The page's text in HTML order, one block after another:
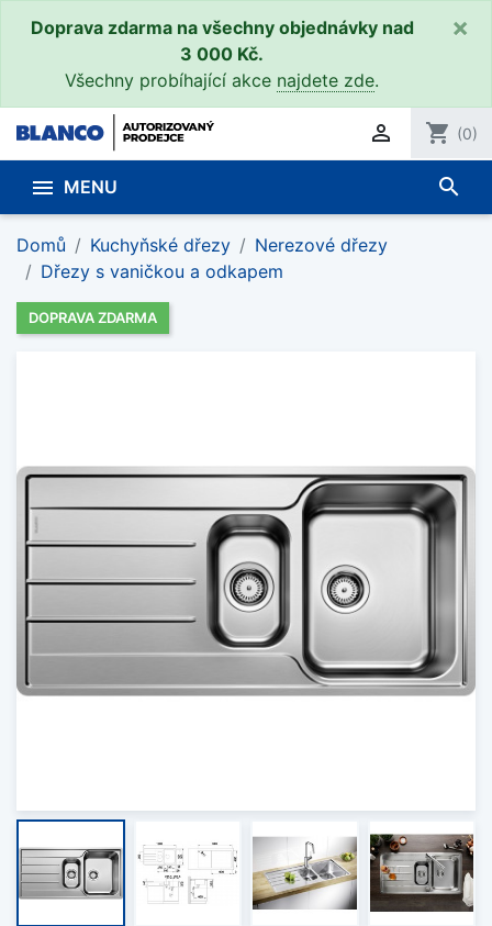
Doprava zdarma na všechny objednávky nad
3 000 Kč.
Všechny probíhající akce najdete zde.
×
 shopping_cart (0)
 MENU search
Domů Kuchyňské dřezy
Nerezové dřezy
Dřezy s vaničkou a odkapem
DOPRAVA ZDARMA